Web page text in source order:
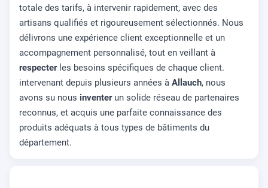
totale des tarifs, à intervenir rapidement, avec des
artisans qualifiés et rigoureusement sélectionnés. Nous
délivrons une expérience client exceptionnelle et un
accompagnement personnalisé, tout en veillant à
respecterles besoins spécifiques de chaque client.
intervenant depuis plusieurs années à Allauch, nous
avons su nous inventerun solide réseau de partenaires
reconnus, et acquis une parfaite connaissance des
produits adéquats à tous types de bâtiments du
département.